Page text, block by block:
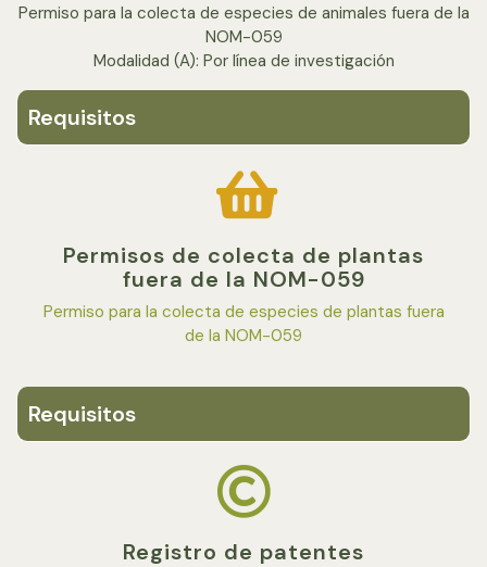
Permiso para la colecta de especies de animales fuera de la
NOM-059
Modalidad (A): Por línea de investigación​
Requisitos
Permisos de colecta de plantas
fuera de la NOM-059
Permiso para la colecta de especies de plantas fuera
de la NOM-059
Requisitos
Registro de patentes